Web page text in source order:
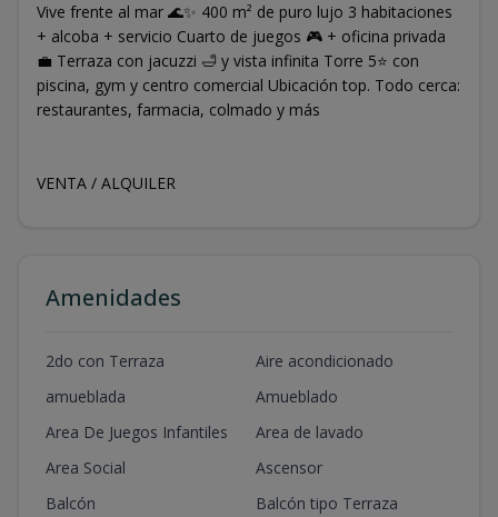
Vive frente al mar 🌊✨ 400 m² de puro lujo 3 habitaciones
+ alcoba + servicio Cuarto de juegos 🎮 + oficina privada
💼 Terraza con jacuzzi 🛁 y vista infinita Torre 5⭐ con
piscina, gym y centro comercial Ubicación top. Todo cerca:
restaurantes, farmacia, colmado y más
VENTA / ALQUILER
Amenidades
2do con Terraza
Aire acondicionado
amueblada
Amueblado
Area De Juegos Infantiles
Area de lavado
Area Social
Ascensor
Balcón
Balcón tipo Terraza